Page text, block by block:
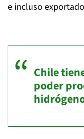
e incluso
Chile
poder